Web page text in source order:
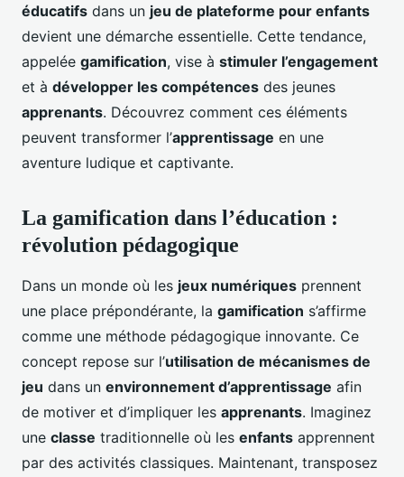
éducatifs dans un jeu de plateforme pour enfants
devient une démarche essentielle. Cette tendance,
appelée gamification, vise à stimuler l’engagement
et à développer les compétences des jeunes
apprenants. Découvrez comment ces éléments
peuvent transformer l’apprentissage en une
aventure ludique et captivante.
La gamification dans l’éducation :
révolution pédagogique
Dans un monde où les jeux numériques prennent
une place prépondérante, la gamification s’affirme
comme une méthode pédagogique innovante. Ce
concept repose sur l’utilisation de mécanismes de
jeu dans un environnement d’apprentissage afin
de motiver et d’impliquer les apprenants. Imaginez
une classe traditionnelle où les enfants apprennent
par des activités classiques. Maintenant, transposez